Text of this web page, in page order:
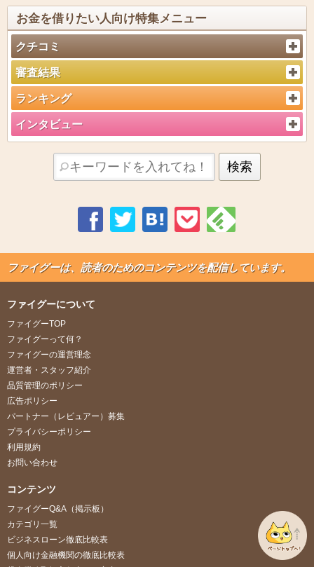
お金を借りたい人向け特集メニュー
クチコミ
審査結果
ランキング
インタビュー
ファイグーは、読者のためのコンテンツを配信しています。
ファイグーについて
ファイグーTOP
ファイグーって何？
ファイグーの運営理念
運営者・スタッフ紹介
品質管理のポリシー
広告ポリシー
パートナー（レビュアー）募集
プライバシーポリシー
利用規約
お問い合わせ
コンテンツ
ファイグーQ&A（掲示板）
カテゴリ一覧
ビジネスローン徹底比較表
個人向け金融機関の徹底比較表